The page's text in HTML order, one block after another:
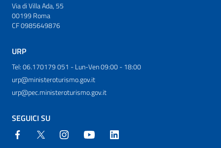
Via di Villa Ada, 55
00199 Roma
CF 0985649876
URP
Tel: 06.170179 051 - Lun-Ven 09:00 - 18:00
urp@ministeroturismo.gov.it
urp@pec.ministeroturismo.gov.it
SEGUICI SU